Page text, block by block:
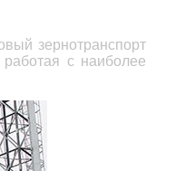
зернотранспорт
с наиболее